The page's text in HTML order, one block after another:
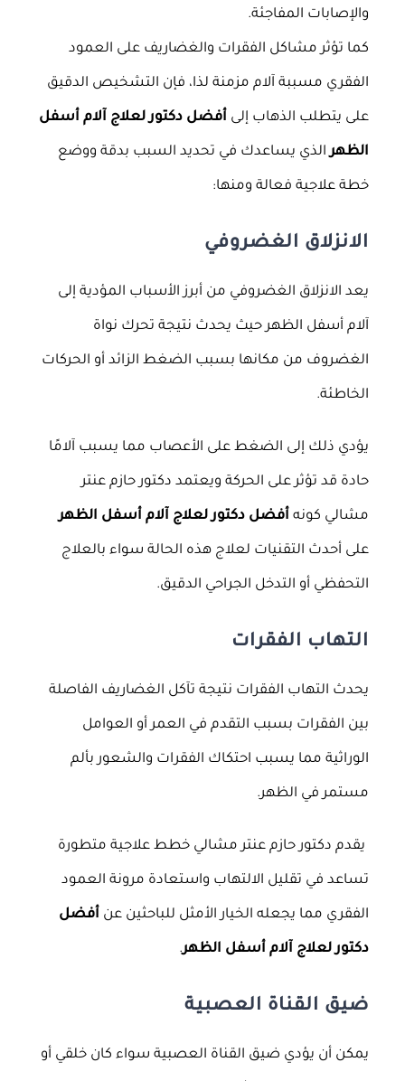
والإصابات المفاجئة.
كما تؤثر مشاكل الفقرات والغضاريف على العمود
الفقري مسببة آلام مزمنة لذا، فإن التشخيص الدقيق
على يتطلب الذهاب إلى أفضل دكتور لعلاج آلام أسفل
الظهرالذي يساعدك في تحديد السبب بدقة ووضع
خطة علاجية فعالة ومنها:
الانزلاق الغضروفي
يعد الانزلاق الغضروفي من أبرز الأسباب المؤدية إلى
آلام أسفل الظهر حيث يحدث نتيجة تحرك نواة
الغضروف من مكانها بسبب الضغط الزائد أو الحركات
الخاطئة.
يؤدي ذلك إلى الضغط على الأعصاب مما يسبب آلامًا
حادة قد تؤثر على الحركة ويعتمد دكتور حازم عنتر
مشالي كونه أفضل دكتور لعلاج آلام أسفل الظهر
على أحدث التقنيات لعلاج هذه الحالة سواء بالعلاج
التحفظي أو التدخل الجراحي الدقيق.
التهاب الفقرات
يحدث التهاب الفقرات نتيجة تآكل الغضاريف الفاصلة
بين الفقرات بسبب التقدم في العمر أو العوامل
الوراثية مما يسبب احتكاك الفقرات والشعور بألم
مستمر في الظهر.
يقدم دكتور حازم عنتر مشالي خطط علاجية متطورة
تساعد في تقليل الالتهاب واستعادة مرونة العمود
الفقري مما يجعله الخيار الأمثل للباحثين عن أفضل
دكتور لعلاج آلام أسفل الظهر.
ضيق القناة العصبية
يمكن أن يؤدي ضيق القناة العصبية سواء كان خلقي أو